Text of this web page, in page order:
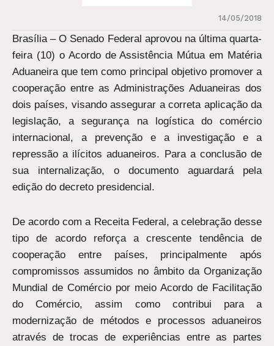
14/05/2018
Brasília – O Senado Federal aprovou na última quarta-
feira (10) o Acordo de Assistência Mútua em Matéria
Aduaneira que tem como principal objetivo promover a
cooperação entre as Administrações Aduaneiras dos
dois países, visando assegurar a correta aplicação da
legislação, a segurança na logística do comércio
internacional, a prevenção e a investigação e a
repressão a ilícitos aduaneiros. Para a conclusão de
sua internalização, o documento aguardará pela
edição do decreto presidencial.
De acordo com a Receita Federal, a celebração desse
tipo de acordo reforça a crescente tendência de
cooperação entre países, principalmente após
compromissos assumidos no âmbito da Organização
Mundial de Comércio por meio Acordo de Facilitação
do Comércio, assim como contribui para a
modernização de métodos e processos aduaneiros
através de trocas de experiências entre as partes